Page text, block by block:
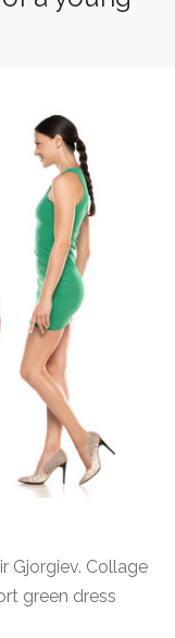
Gjorgiev. Collage
green dress